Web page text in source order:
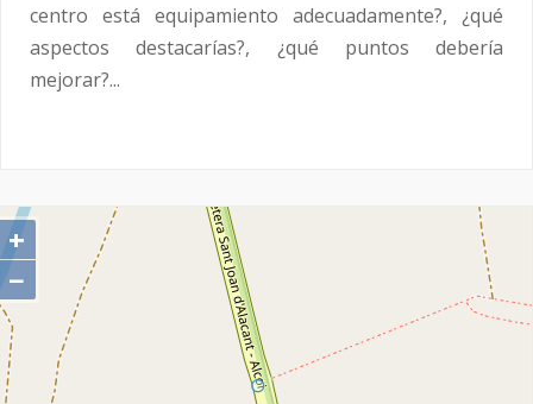
centro está equipamiento adecuadamente?, ¿qué
aspectos destacarías?, ¿qué puntos debería
mejorar?...
+
−